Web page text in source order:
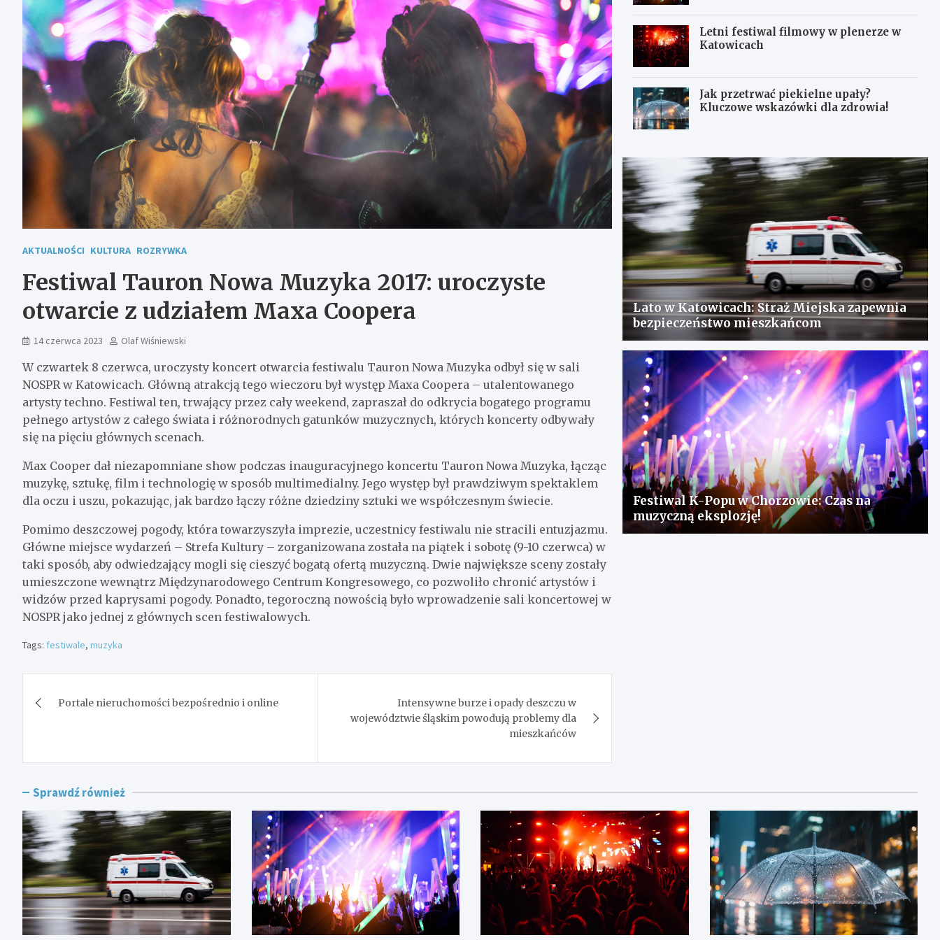
AKTUALNOŚCI KULTURA ROZRYWKA
Festiwal Tauron Nowa Muzyka 2017: uroczyste
otwarcie z udziałem Maxa Coopera
14 czerwca 2023 Olaf Wiśniewski
W czwartek 8 czerwca, uroczysty koncert otwarcia festiwalu Tauron Nowa Muzyka odbył się w sali
NOSPR w Katowicach. Główną atrakcją tego wieczoru był występ Maxa Coopera – utalentowanego
artysty techno. Festiwal ten, trwający przez cały weekend, zapraszał do odkrycia bogatego programu
pełnego artystów z całego świata i różnorodnych gatunków muzycznych, których koncerty odbywały
się na pięciu głównych scenach.
Max Cooper dał niezapomniane show podczas inauguracyjnego koncertu Tauron Nowa Muzyka, łącząc
muzykę, sztukę, film i technologię w sposób multimedialny. Jego występ był prawdziwym spektaklem
dla oczu i uszu, pokazując, jak bardzo łączy różne dziedziny sztuki we współczesnym świecie.
Pomimo deszczowej pogody, która towarzyszyła imprezie, uczestnicy festiwalu nie stracili entuzjazmu.
Główne miejsce wydarzeń – Strefa Kultury – zorganizowana została na piątek i sobotę (9-10 czerwca) w
taki sposób, aby odwiedzający mogli się cieszyć bogatą ofertą muzyczną. Dwie największe sceny zostały
umieszczone wewnątrz Międzynarodowego Centrum Kongresowego, co pozwoliło chronić artystów i
widzów przed kaprysami pogody. Ponadto, tegoroczną nowością było wprowadzenie sali koncertowej w
NOSPR jako jednej z głównych scen festiwalowych.
Tags: festiwale, muzyka
wpisu
Portale nieruchomości bezpośrednio i online
Intensywne burze i opady deszczu w
województwie śląskim powodują problemy dla
mieszkańców
Letni festiwal filmowy w plenerze w
Katowicach
Jak przetrwać piekielne upały?
Kluczowe wskazówki dla zdrowia!
Lato w Katowicach: Straż Miejska zapewnia
bezpieczeństwo mieszkańcom
Festiwal K-Popu w Chorzowie: Czas na
muzyczną eksplozję!
Sprawdź również